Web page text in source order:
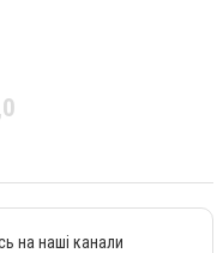
на наші канали